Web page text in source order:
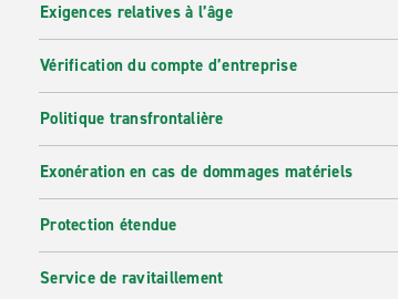
Exigences relatives à l’âge
Vérification du compte d’entreprise
Politique transfrontalière
Exonération en cas de dommages matériels
Protection étendue
Service de ravitaillement